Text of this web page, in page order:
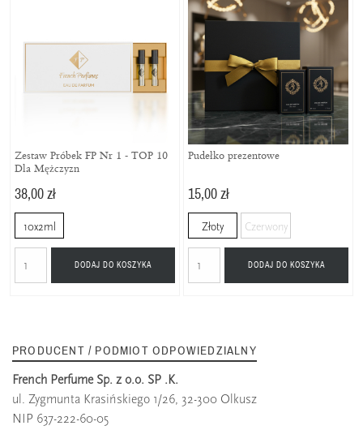
Zestaw Próbek FP Nr 1 - TOP 10
Dla Mężczyzn
38,00 zł
10x2ml
DODAJ DO KOSZYKA
Pudełko prezentowe
15,00 zł
Złoty Czerwony
DODAJ DO KOSZYKA
PRODUCENT / PODMIOT ODPOWIEDZIALNY
French Perfume Sp. z o.o. SP .K.
ul. Zygmunta Krasińskiego 1/26, 32-300 Olkusz
NIP 637-222-60-05